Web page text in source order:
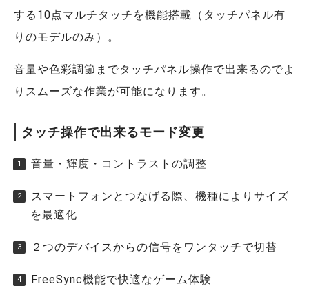
する10点マルチタッチを機能搭載（タッチパネル有
りのモデルのみ）。
音量や色彩調節までタッチパネル操作で出来るのでよ
りスムーズな作業が可能になります。
タッチ操作で出来るモード変更
音量・輝度・コントラストの調整
スマートフォンとつなげる際、機種によりサイズ
を最適化
２つのデバイスからの信号をワンタッチで切替
FreeSync機能で快適なゲーム体験